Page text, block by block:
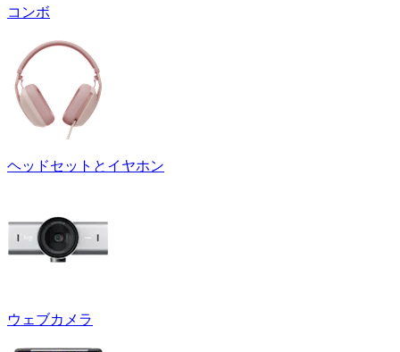
コンボ
ヘッドセットとイヤホン
ウェブカメラ